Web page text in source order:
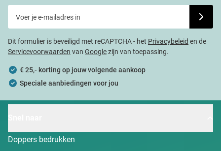
Dit formulier is beveiligd met reCAPTCHA - het Privacybeleid en de
Servicevoorwaarden van Googlezijn van toepassing.
€ 25,- korting op jouw volgende aankoop
Speciale aanbiedingen voor jou
Doppers bedrukken